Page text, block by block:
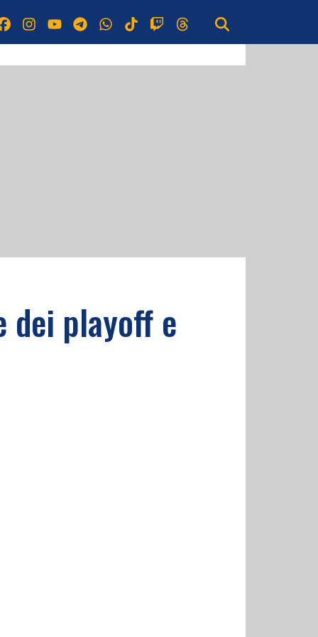
dei playoff e